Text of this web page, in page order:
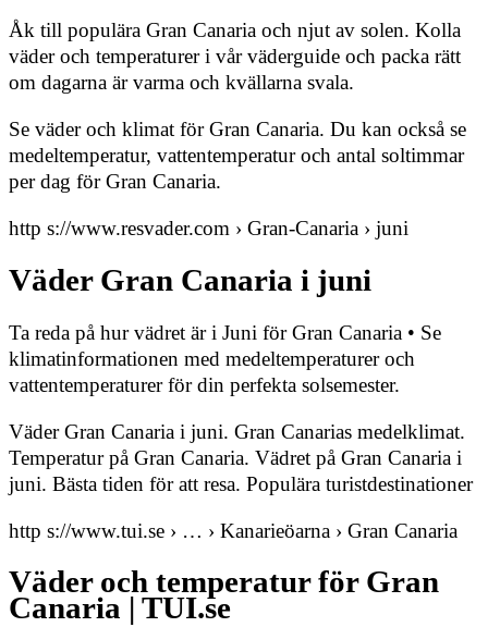
Åk till populära Gran Canaria och njut av solen. Kolla
väder och temperaturer i vår väderguide och packa rätt
om dagarna är varma och kvällarna svala.
Se väder och klimat för Gran Canaria. Du kan också se
medeltemperatur, vattentemperatur och antal soltimmar
per dag för Gran Canaria.
http s://www.resvader.com › Gran-Canaria › juni
Väder Gran Canaria i juni
Ta reda på hur vädret är i Juni för Gran Canaria • Se
klimatinformationen med medeltemperaturer och
vattentemperaturer för din perfekta solsemester.
Väder Gran Canaria i juni. Gran Canarias medelklimat.
Temperatur på Gran Canaria. Vädret på Gran Canaria i
juni. Bästa tiden för att resa. Populära turistdestinationer
http s://www.tui.se › … › Kanarieöarna › Gran Canaria
Väder och temperatur för Gran
Canaria | TUI.se